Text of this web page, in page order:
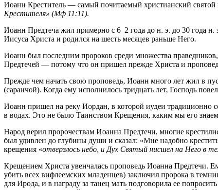
Иоанн Креститель — самый почитаемый христианский
Крестителя» (Мф 11:11).
Иоанн Предтеча жил примерно с 6–2 года до н. э. до 30 года
Иисуса Христа и родился на шесть месяцев раньше Него.
Иоанн был последним пророков среди множества
Предтечей — потому что он пришел прежде Христа и
Прежде чем начать свою проповедь, Иоанн много лет жил в
(саранчой). Когда ему исполнилось тридцать лет, Господь
Иоанн пришел на реку Иордан, в которой иудеи традиционно
в водах. Это не было Таинством Крещения, каким мы его
Народ верил пророчествам Иоанна Предтечи, многие
был удивлен до глубины души и сказал: «Мне надобно
крещения «отверзлось небо, и Дух Святый нисшел на Него в
Крещением Христа увенчалась проповедь Иоанна Предтечи.
убить всех вифлеемских младенцев) заключил пророка в
для Ирода, и в награду за танец мать подговорила ее